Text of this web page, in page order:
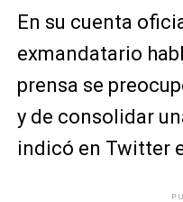
En su cuenta
exmandatario
prensa se
y de consolidar
indicó en Twitter